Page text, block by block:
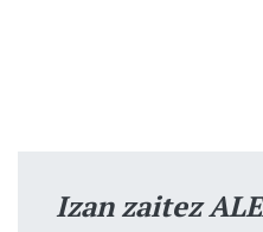
Izan zaitez